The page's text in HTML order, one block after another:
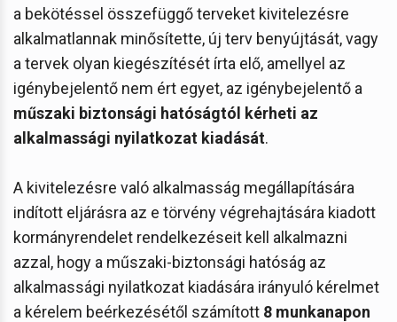
a bekötéssel összefüggő terveket kivitelezésre
alkalmatlannak minősítette, új terv benyújtását, vagy
a tervek olyan kiegészítését írta elő, amellyel az
igénybejelentő nem ért egyet, az igénybejelentő a
műszaki biztonsági hatóságtól kérheti az
alkalmassági nyilatkozat kiadását.
A kivitelezésre való alkalmasság megállapítására
indított eljárásra az e törvény végrehajtására kiadott
kormányrendelet rendelkezéseit kell alkalmazni
azzal, hogy a műszaki-biztonsági hatóság az
alkalmassági nyilatkozat kiadására irányuló kérelmet
a kérelem beérkezésétől számított 8 munkanapon